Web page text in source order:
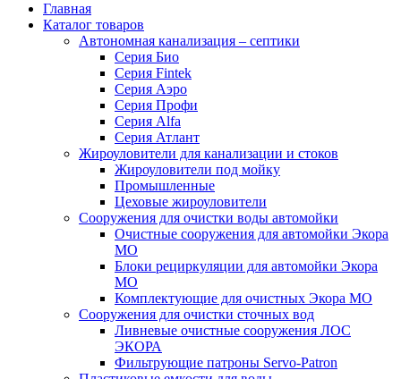
Главная
Каталог товаров
Автономная канализация – септики
Серия Био
Серия Fintek
Серия Аэро
Серия Профи
Серия Alfa
Серия Атлант
Жироуловители для канализации и стоков
Жироуловители под мойку
Промышленные
Цеховые жироуловители
Сооружения для очистки воды автомойки
Очистные сооружения для автомойки Экора
МО
Блоки рециркуляции для автомойки Экора
МО
Комплектующие для очистных Экора МО
Сооружения для очистки сточных вод
Ливневые очистные сооружения ЛОС
ЭКОРА
Фильтрующие патроны Servo-Patron